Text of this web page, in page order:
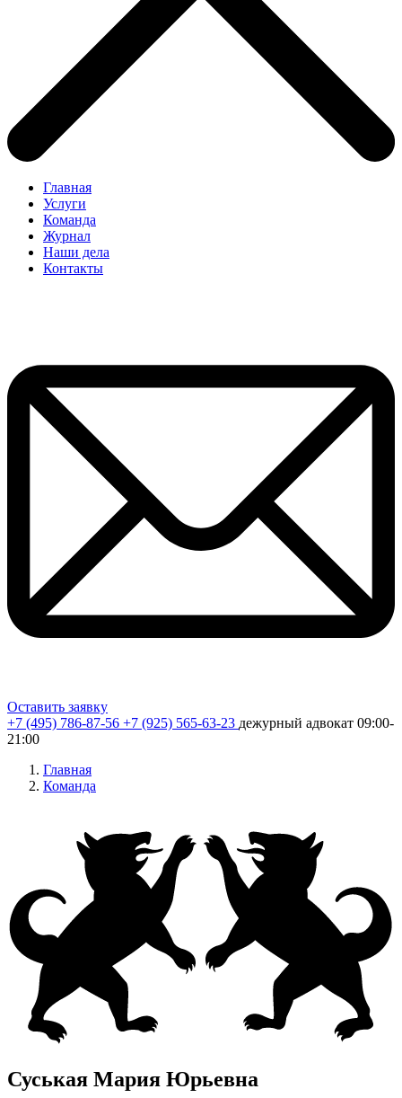
Главная
Услуги
Команда
Журнал
Наши дела
Контакты
Оставить заявку
+7 (495) 786-87-56 +7 (925) 565-63-23 дежурный адвокат 09:00-
21:00
Главная
Команда
Суськая Мария Юрьевна